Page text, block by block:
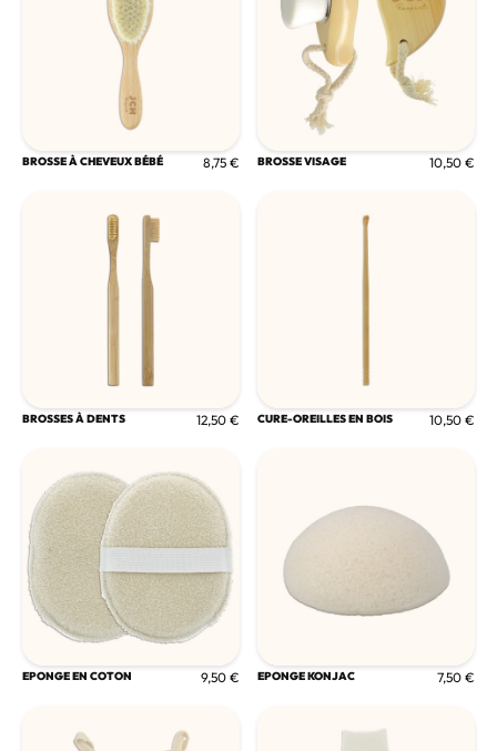
BROSSE À CHEVEUX BÉBÉ 8,75 € BROSSE VISAGE 10,50 €
BROSSES À DENTS 12,50 € CURE-OREILLES EN BOIS 10,50 €
EPONGE EN COTON 9,50 € EPONGE KONJAC 7,50 €